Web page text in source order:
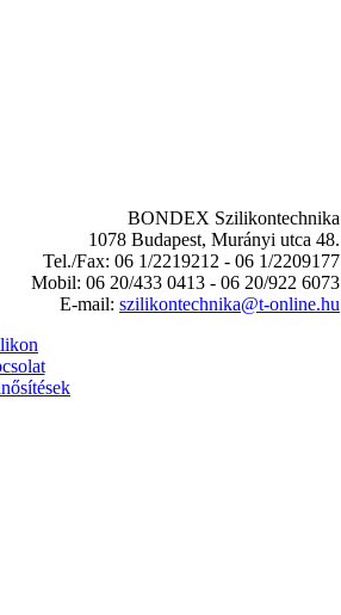
BONDEX Szilikontechnika
1078 Budapest, Murányi utca 48.
Tel./Fax: 06 1/2219212 - 06 1/2209177
Mobil: 06 20/433 0413 - 06 20/922 6073
E-mail: szilikontechnika@t-online.hu